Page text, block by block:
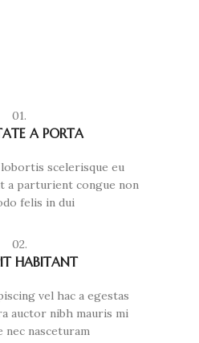
01.
A PORTA
scelerisque eu
a parturient congue non
felis in dui
02.
HABITANT
vel hac a egestas
auctor nibh mauris mi
nec nasceturam